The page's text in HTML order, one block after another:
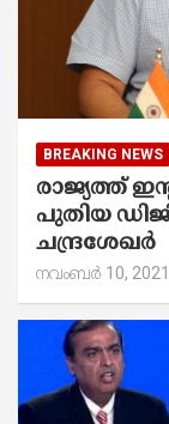
BREAKING NEWS
രാജ്യത്ത്
പുതിയ
ചന്ദ്രശേഖർ
നവംബർ 10, 2021